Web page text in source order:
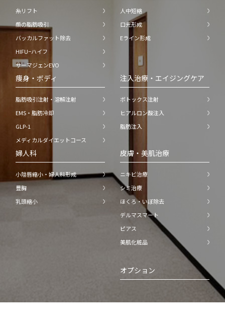
糸リフト
顔の脂肪吸引
バッカルファット除去
HIFU−ハイフ
サーマジェンEVO
人中短縮
口元形成
Eライン形成
痩身・ボディ
脂肪吸引注射・溶解注射
EMS・脂肪冷却
GLP-1
メディカルダイエットコース
注入治療・エイジングケア
ボトックス注射
ヒアルロン酸注入
脂肪注入
婦人科
小陰唇縮小・婦人科形成
豊胸
乳頭縮小
皮膚・美肌治療
ニキビ治療
シミ治療
ほくろ・いぼ除去
デルマスマート
ピアス
美肌化粧品
オプション